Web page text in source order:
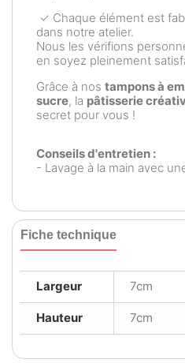
✓ Chaque élément est
dans notre atelier.
Nous les vérifions
en soyez pleinement
Grâce à nos tampons à
sucre, la pâtisserie
secret pour vous !
Conseils d'entretien :
- Lavage à la main avec
Fiche technique
Largeur 7cm
Hauteur 7cm